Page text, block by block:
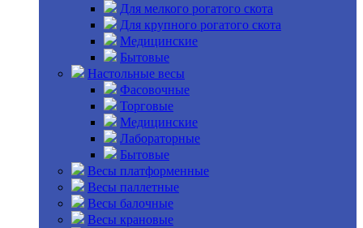
Для мелкого рогатого скота
Для крупного рогатого скота
Медицинские
Бытовые
Настольные весы
Фасовочные
Торговые
Медицинские
Лабораторные
Бытовые
Весы платформенные
Весы паллетные
Весы балочные
Весы крановые